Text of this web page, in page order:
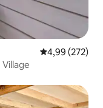
Calificación
4,99 (272)